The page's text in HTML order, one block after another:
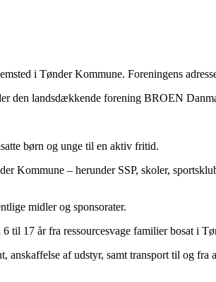
i Tønder Kommune. Foreningens
den landsdækkende forening BROEN
børn og unge til en aktiv fritid.
Kommune – herunder SSP, skoler,
midler og sponsorater.
til 17 år fra ressourcesvage familier bosat i
af udstyr, samt transport til og